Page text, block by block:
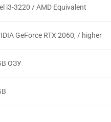
i3-3220 / AMD Equivalent
GeForce RTX 2060, / higher
ОЗУ